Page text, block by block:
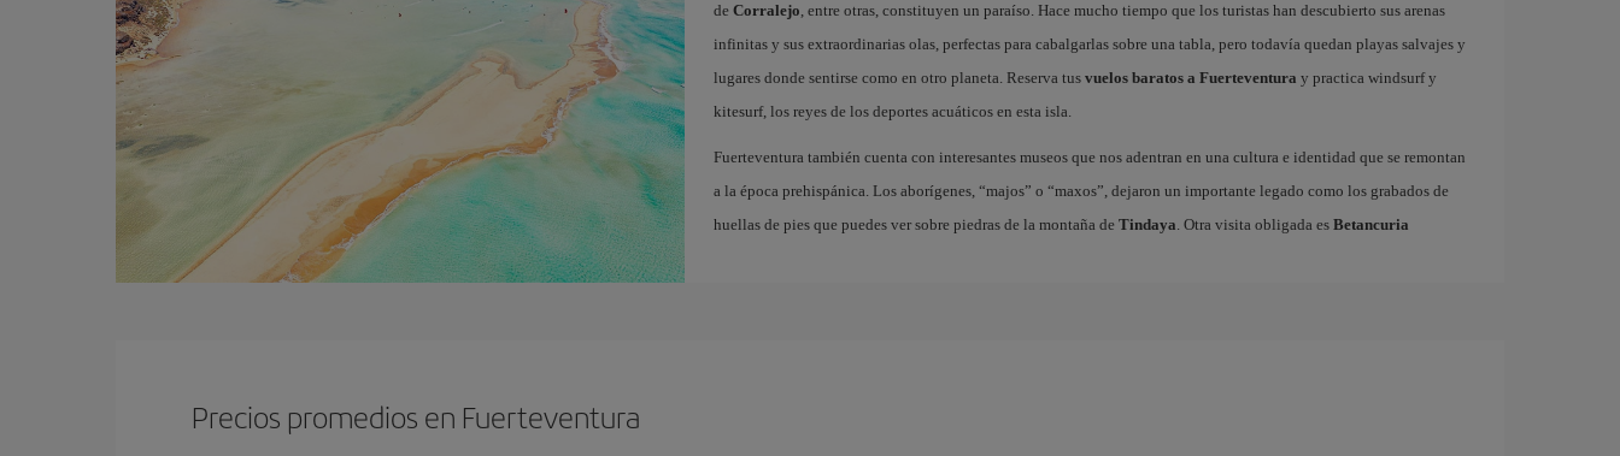
de Corralejo, entre otras, constituyen un paraíso. Hace mucho tiempo que los turistas han descubierto sus arenas
infinitas y sus extraordinarias olas, perfectas para cabalgarlas sobre una tabla, pero todavía quedan playas salvajes y
lugares donde sentirse como en otro planeta. Reserva tus vuelos baratos a Fuerteventura y practica windsurf y
kitesurf, los reyes de los deportes acuáticos en esta isla.
Fuerteventura también cuenta con interesantes museos que nos adentran en una cultura e identidad que se remontan
a la época prehispánica. Los aborígenes, “majos” o “maxos”, dejaron un importante legado como los grabados de
huellas de pies que puedes ver sobre piedras de la montaña de Tindaya. Otra visita obligada es Betancuria
Precios promedios en Fuerteventura